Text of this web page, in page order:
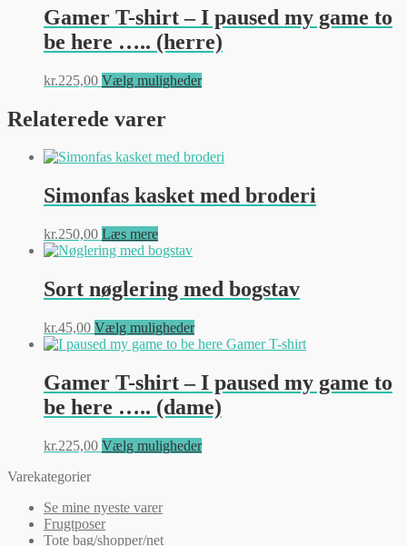
Gamer T-shirt – I paused my game to
be here ….. (herre)
kr.225,00 Vælg mulighederDette
Mulighederne
vælges
på
Relaterede varer
Simonfas kasket med broderi
kr.250,00 Læs mere
Sort nøglering med bogstav
kr.45,00 Vælg mulighederDette
vare
flere
varianter.
Mulighederne
vælges
på
Gamer T-shirt – I paused my game to
be here ….. (dame)
kr.225,00 Vælg mulighederDette
Varekategorier
Se mine nyeste varer
Frugtposer
Tote bag/shopper/net